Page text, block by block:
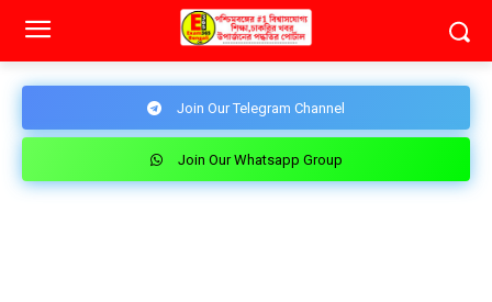
Join Our Telegram Channel
Join Our Whatsapp Group